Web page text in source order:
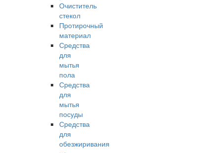
Очиститель
стекол
Протирочный
материал
Средства
для
мытья
пола
Средства
для
мытья
посуды
Средства
для
обезжиривания